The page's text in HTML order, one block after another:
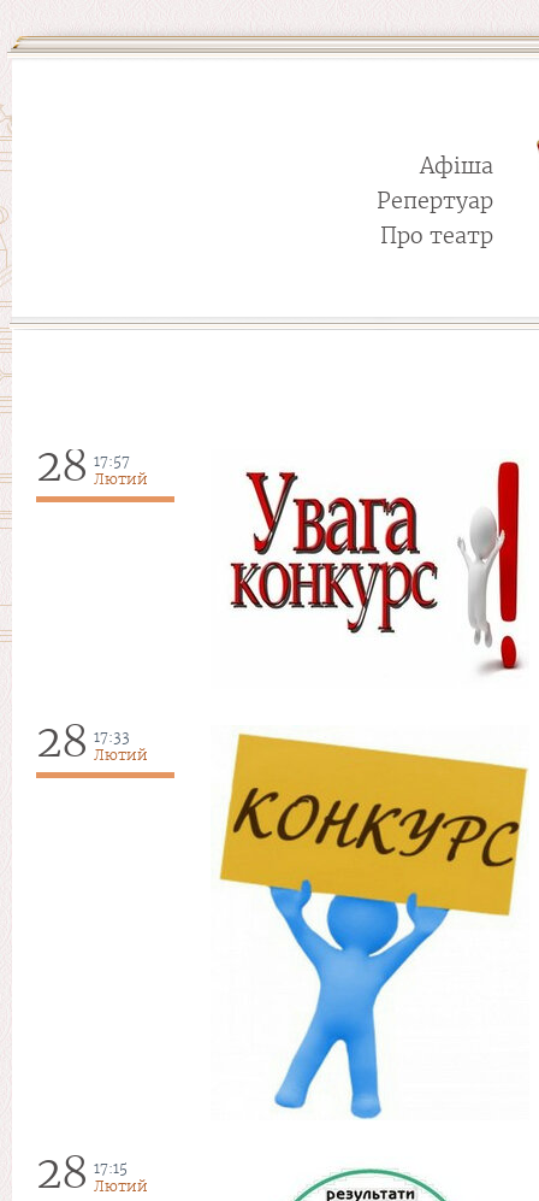
Афіша
Репертуар
Про театр
28 17:57
Лютий
28 17:33
Лютий
28 17:15
Лютий